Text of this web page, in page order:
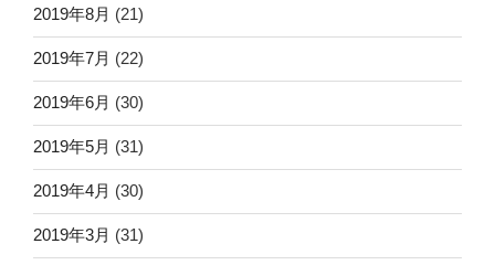
2019年8月 (21)
2019年7月 (22)
2019年6月 (30)
2019年5月 (31)
2019年4月 (30)
2019年3月 (31)